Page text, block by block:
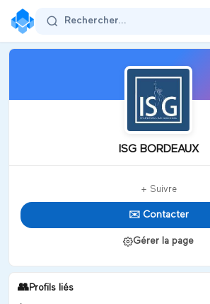
Rechercher...
ISG BORDEAUX
+ Suivre
✉️ Contacter
Gérer la page
👥Profils liés